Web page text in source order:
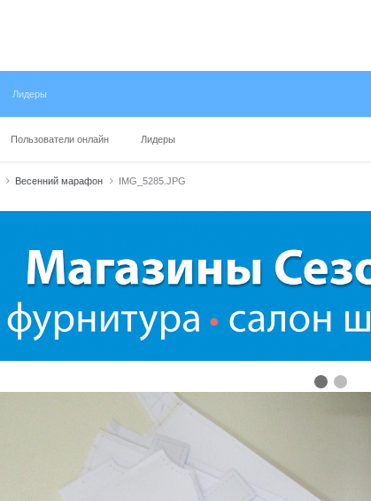
Пользователи онлайн Лидеры
Лидеры
Весенний марафон IMG_5285.JPG